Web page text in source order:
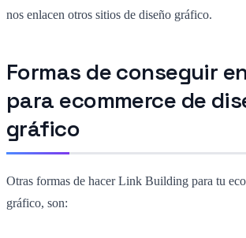
nos enlacen otros sitios de diseño gráfico.
Formas de conseguir
para ecommerce de
gráfico
Otras formas de hacer Link Building para tu
gráfico, son: